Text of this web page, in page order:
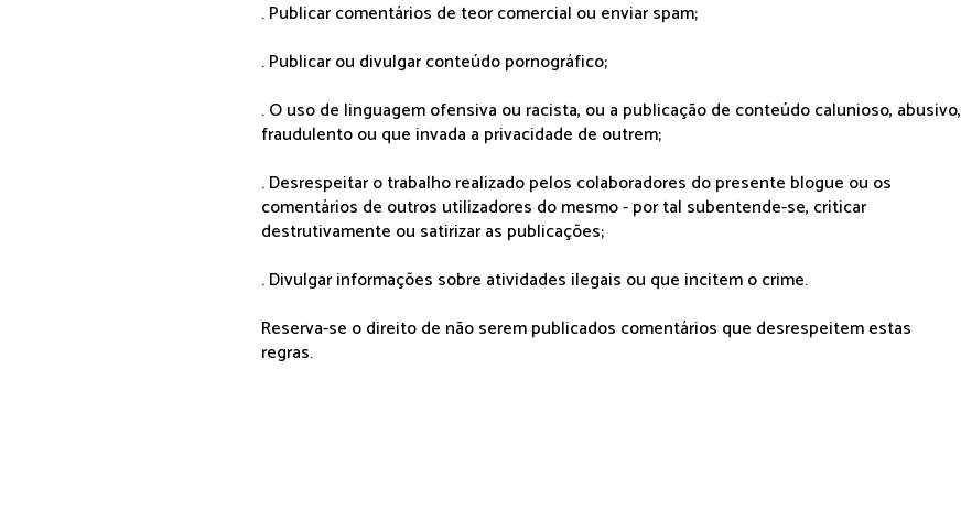
. Publicar comentários de teor comercial ou enviar spam;
. Publicar ou divulgar conteúdo pornográfico;
. O uso de linguagem ofensiva ou racista, ou a publicação de conteúdo calunioso, abusivo,
fraudulento ou que invada a privacidade de outrem;
. Desrespeitar o trabalho realizado pelos colaboradores do presente blogue ou os
comentários de outros utilizadores do mesmo - por tal subentende-se, criticar
destrutivamente ou satirizar as publicações;
. Divulgar informações sobre atividades ilegais ou que incitem o crime.
Reserva-se o direito de não serem publicados comentários que desrespeitem estas
regras.